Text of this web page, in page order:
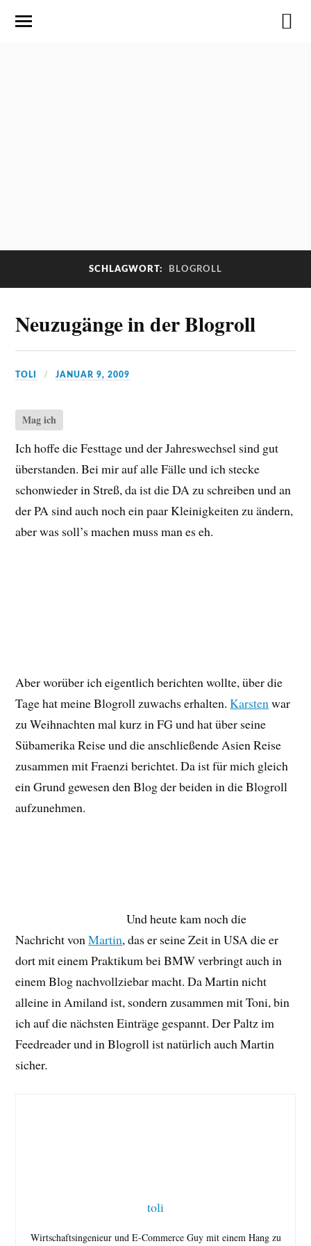
SCHLAGWORT: BLOGROLL
Neuzugänge in der Blogroll
TOLI JANUAR 9, 2009
Mag ich
Ich hoffe die Festtage und der Jahreswechsel sind gut
überstanden. Bei mir auf alle Fälle und ich stecke
schonwieder in Streß, da ist die DA zu schreiben und an
der PA sind auch noch ein paar Kleinigkeiten zu ändern,
aber was soll’s machen muss man es eh.
Aber worüber ich eigentlich berichten wollte, über die
Tage hat meine Blogroll zuwachs erhalten.Karstenwar
zu Weihnachten mal kurz in FG und hat über seine
Sübamerika Reise und die anschließende Asien Reise
zusammen mit Fraenzi berichtet. Da ist für mich gleich
ein Grund gewesen den Blog der beiden in die Blogroll
aufzunehmen.
Und heute kam noch die
Nachricht vonMartin, das er seine Zeit in USA die er
dort mit einem Praktikum bei BMW verbringt auch in
einem Blog nachvollziebar macht. Da Martin nicht
alleine in Amiland ist, sondern zusammen mit Toni, bin
ich auf die nächsten Einträge gespannt. Der Paltz im
Feedreader und in Blogroll ist natürlich auch Martin
sicher.
toli
Wirtschaftsingenieur und E-Commerce Guy mit einem Hang zu